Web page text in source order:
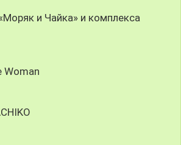
и Чайка» и комплекса
Woman